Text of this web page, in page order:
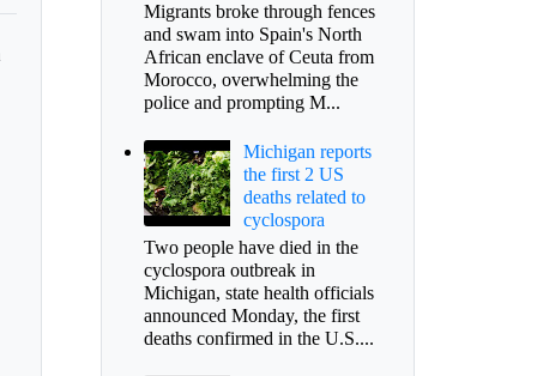
Migrants broke through fences
and swam into Spain's North
African enclave of Ceuta from
Morocco, overwhelming the
police and prompting M...
Michigan reports
the first 2 US
deaths related to
cyclospora
Two people have died in the
cyclospora outbreak in
Michigan, state health officials
announced Monday, the first
deaths confirmed in the U.S....